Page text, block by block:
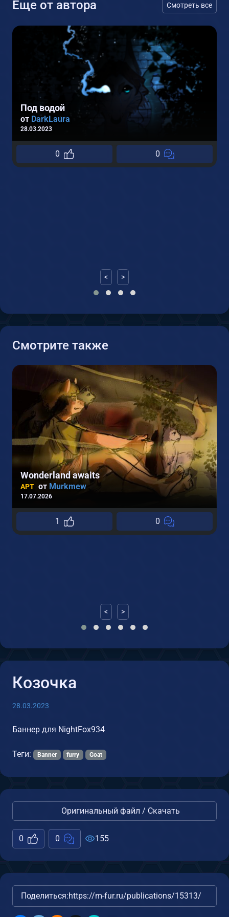
Еще от автора Смотреть все
Под водой
от DarkLaura
28.03.2023
0 0
< >
Смотрите также
Wonderland awaits
АРТ от Murkmew
17.07.2026
1 0
< >
Козочка
28.03.2023
Баннер для NightFox934
Теги: Banner furry Goat
Оригинальный файл / Скачать
0 0 155
Поделиться:https://m-fur.ru/publications/15313/